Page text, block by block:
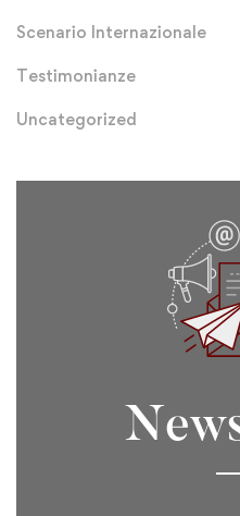
Scenario Internazionale
Testimonianze
Uncategorized